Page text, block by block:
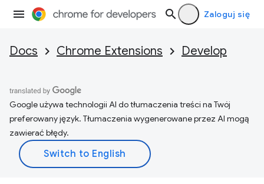
Zaloguj się
Docs Chrome Extensions Develop
Google używa technologii AI do tłumaczenia treści na Twój
preferowany język. Tłumaczenia wygenerowane przez AI mogą
zawierać błędy.